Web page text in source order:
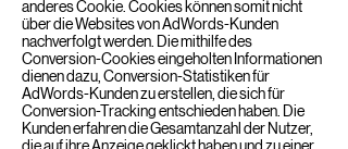
anderes Cookie. Cookies können somit nicht
über die Websites von AdWords-Kunden
nachverfolgt werden. Die mithilfe des
Conversion-Cookies eingeholten Informationen
dienen dazu, Conversion-Statistiken für
AdWords-Kunden zu erstellen, die sich für
Conversion-Tracking entschieden haben. Die
Kunden erfahren die Gesamtanzahl der Nutzer,